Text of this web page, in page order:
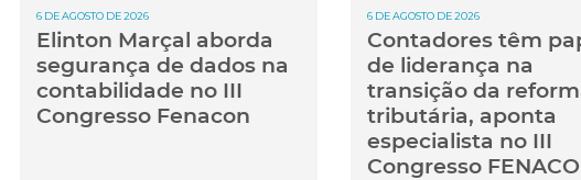
6 DE AGOSTO DE 2026
Elinton Marçal aborda
segurança de dados na
contabilidade no III
Congresso Fenacon
6 DE AGOSTO DE 2026
Contadores têm
de liderança na
transição da
tributária, aponta
especialista no III
Congresso